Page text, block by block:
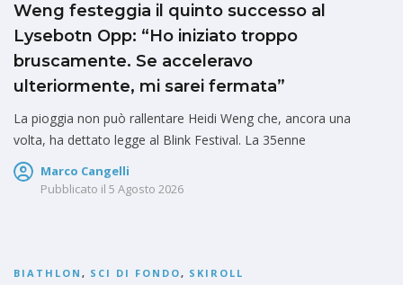
Weng festeggia il quinto successo al
Lysebotn Opp: “Ho iniziato troppo
bruscamente. Se acceleravo
ulteriormente, mi sarei fermata”
La pioggia non può rallentare Heidi Weng che, ancora una
volta, ha dettato legge al Blink Festival. La 35enne
Marco Cangelli
Pubblicato il 5 Agosto 2026
BIATHLON , SCI DI FONDO, SKIROLL